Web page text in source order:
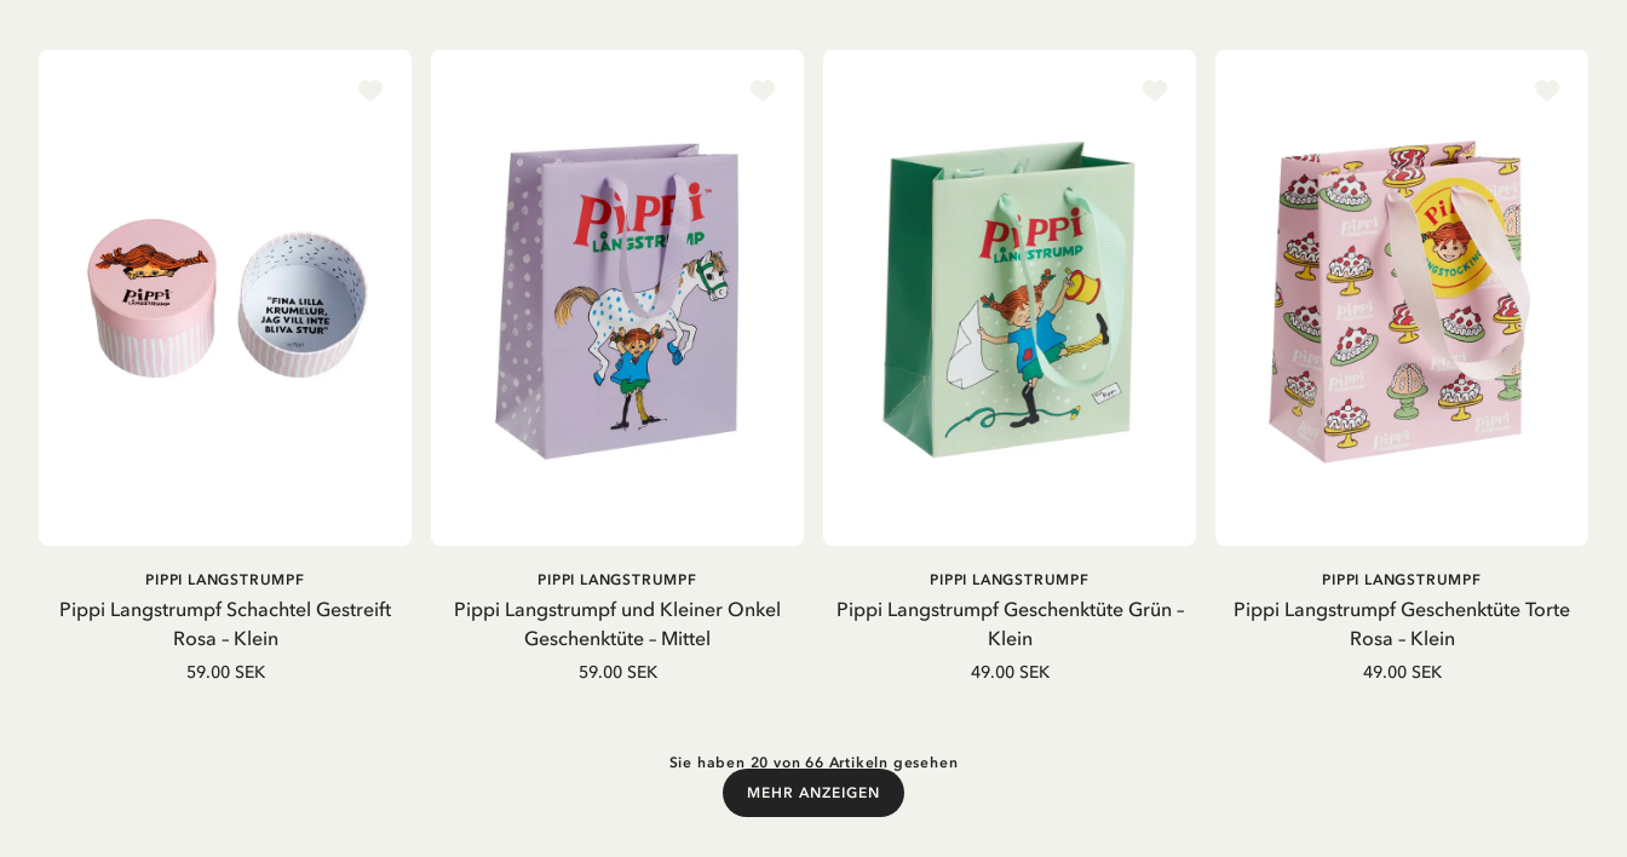
IN DEN WARENKORB
Pippi Langstrumpf Schachtel Gestreift
Rosa – Klein
PIPPI LANGSTRUMPF
59.00 SEK
IN DEN WARENKORB
Pippi Langstrumpf und Kleiner Onkel
Geschenktüte – Mittel
PIPPI LANGSTRUMPF
59.00 SEK
IN DEN WARENKORB
Pippi Langstrumpf Geschenktüte Grün –
Klein
PIPPI LANGSTRUMPF
49.00 SEK
IN DEN WARENKORB
Pippi Langstrumpf Geschenktüte Torte
Rosa – Klein
PIPPI LANGSTRUMPF
49.00 SEK
Sie haben 20 von 66 Artikeln gesehen
MEHR ANZEIGEN
Mehr anzeigen